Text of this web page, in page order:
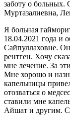
заботу о больных.
Муртазалиевна,
Я больная
18.04.2021 года и
Сайпуллаховне.
рентген. Хочу
мне лечение. За
Мне хорошо и
капельницы
отозваться о
ставили мне
Айшат и другим.